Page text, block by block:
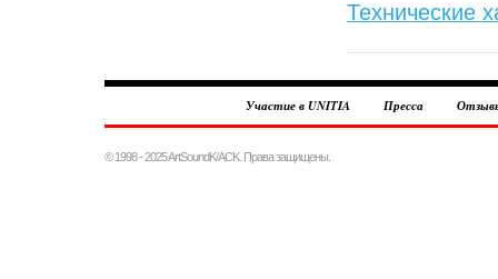
Технические
Участие в UNITIA Пресса
© 1998 - 2025 ArtSoundK/ACK. Права защищены.